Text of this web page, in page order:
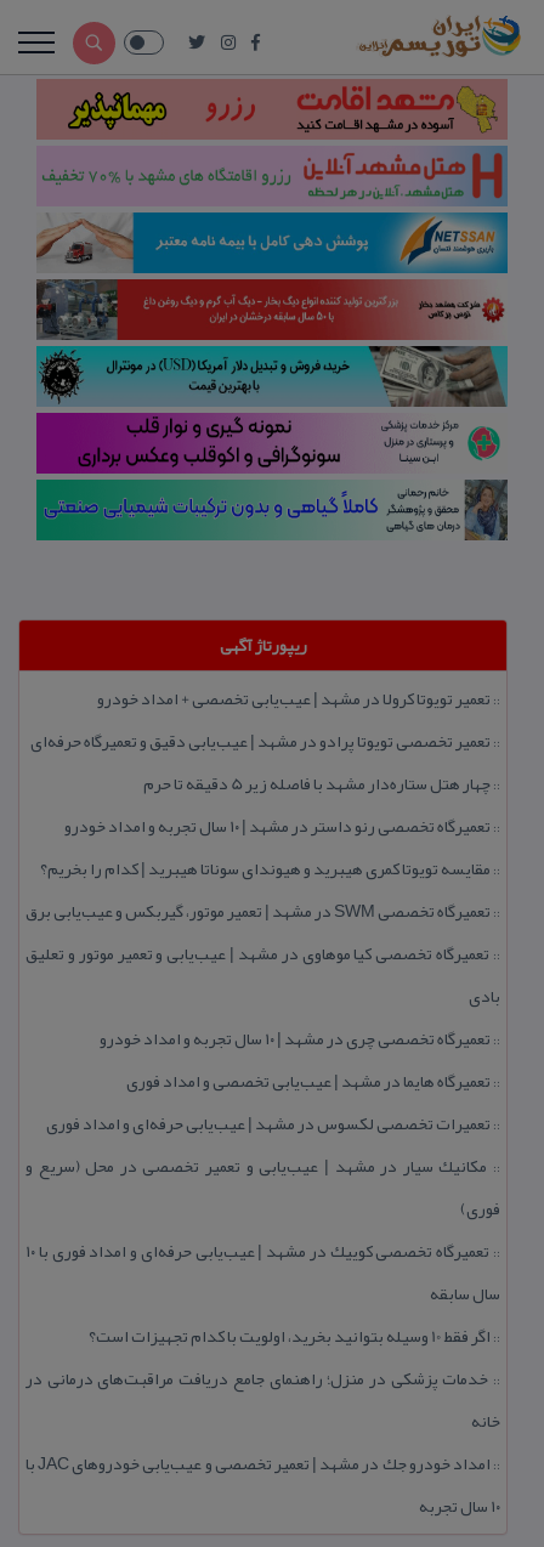
ریپورتاژ آگهی
:: تعمیر تویوتا كرولا در مشهد | عیب‌یابی تخصصی + امداد خودرو
:: تعمیر تخصصی تویوتا پرادو در مشهد | عیب‌یابی دقیق و تعمیرگاه حرفه‌ای
::چهار هتل‌ ستاره‌دار مشهد با فاصله زیر 5 دقیقه تا حرم
:: تعمیرگاه تخصصی رنو داستر در مشهد | ۱۰ سال تجربه و امداد خودرو
:: مقایسه تویوتا كمری هیبرید و هیوندای سوناتا هیبرید | كدام را بخریم؟
:: تعمیرگاه تخصصی SWM در مشهد | تعمیر موتور، گیربكس و عیب‌یابی برق
:: تعمیرگاه تخصصی كیا موهاوی در مشهد | عیب‌یابی و تعمیر موتور و تعلیق
بادی
:: تعمیرگاه تخصصی چری در مشهد | ۱۰ سال تجربه و امداد خودرو
:: تعمیرگاه هایما در مشهد | عیب‌یابی تخصصی و امداد فوری
:: تعمیرات تخصصی لكسوس در مشهد | عیب‌یابی حرفه‌ای و امداد فوری
:: مكانیك سیار در مشهد | عیب‌یابی و تعمیر تخصصی در محل (سریع و
فوری)
::
تعمیرگاه تخصصی كوییك در مشهد | عیب‌یابی حرفه‌ای و امداد فوری با ۱۰
سال سابقه
:: اگر فقط 10 وسیله بتوانید بخرید، اولویت با كدام تجهیزات است؟
:: خدمات پزشكی در منزل؛ راهنمای جامع دریافت مراقبت‌های درمانی در
خانه
::
امداد خودرو جك در مشهد | تعمیر تخصصی و عیب‌یابی خودروهای JAC با
۱۰ سال تجربه